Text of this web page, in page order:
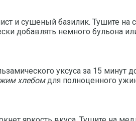
и сушеный базилик. Тушите
добавлять немного бульона
уксуса за 15
хлебомдля полноценного